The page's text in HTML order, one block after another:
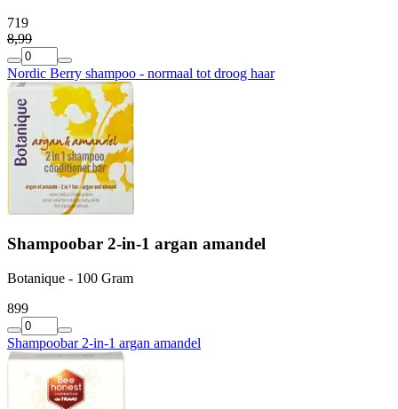
719
8,99
Nordic Berry shampoo - normaal tot droog haar
Shampoobar 2-in-1 argan amandel
Botanique - 100 Gram
899
Shampoobar 2-in-1 argan amandel